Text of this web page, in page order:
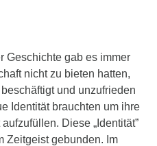
Geschichte gab es immer
nicht zu bieten hatten,
und unzufrieden
Identität brauchten um ihre
Diese „Identität”
Zeitgeist gebunden. Im